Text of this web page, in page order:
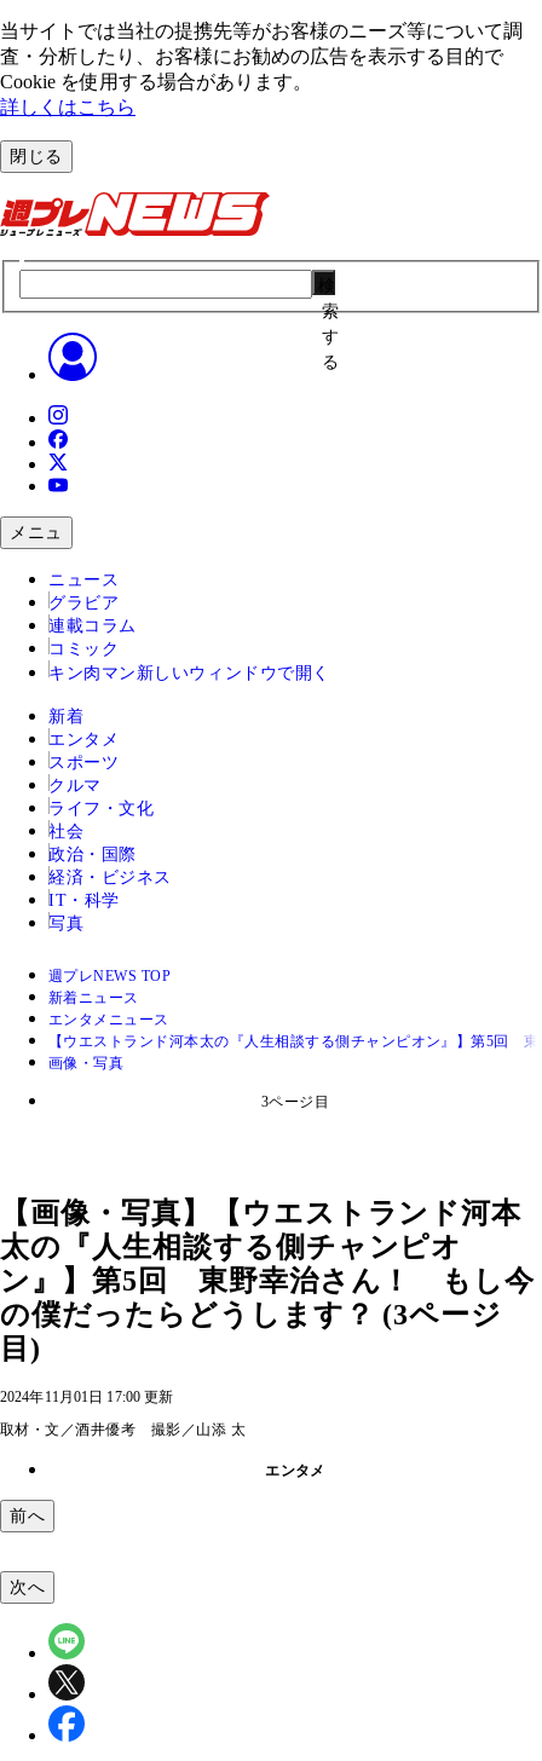
当サイトでは当社の提携先等がお客様のニーズ等について調
査・分析したり、お客様にお勧めの広告を表⽰する⽬的で
Cookie を使⽤する場合があります。
詳しくはこちら
閉じる
索
す
る
メニュ
ニュース
グラビア
連載コラム
コミック
キン肉マン 新しいウィンドウで開く
新着
エンタメ
スポーツ
クルマ
ライフ・文化
社会
政治・国際
経済・ビジネス
IT・科学
写真
週プレNEWS TOP
新着ニュース
エンタメニュース
【ウエストランド河本太の『人生相談する側チャンピオン』】第5回
画像・写真
3ページ目
【画像・写真】【ウエストランド河本
太の『人生相談する側チャンピオ
ン』】第5回 東野幸治さん！ もし今
の僕だったらどうします？ (3ページ
目)
2024年11月01日 17:00 更新
取材・文／酒井優考 撮影／山添 太
エンタメ
前へ
次へ